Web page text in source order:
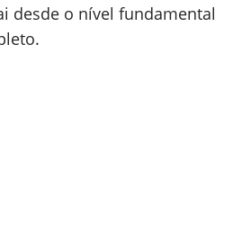
desde o nível fundamental